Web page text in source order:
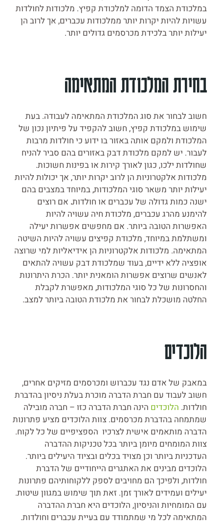
במלכודת הצמד הדומה למלכודת קפיץ. מלכודות לחולדות
עשויות להיות יקרות יותר ממלכודות עכברים, אך לרוב הן
יעילות יותר בלכידת מכרסמים גדולים יותר.
בחירת המלכודת המתאימה
חשוב לבחור את סוג המלכודת המתאימה לעבודה. בעת
שימוש במלכודת קפיץ, חשוב להקפיד על פיתיון נכון של
המלכודת ולמקם אותה באזור בו ידוע כי חולדות מרבות
לעבור. יש למקם מלכודת דבק באזורים בהם סביר להניח
שחולדות ילכו, כגון לאורך קירות או בפינות חשוכות.
מלכודות אלקטרוניות הן לרוב יקרות יותר, אך יכולות להיות
יעילות יותר משאר סוגי המלכודות, במיוחד במצבים בהם
ישנה כמות גדולה של עכברים או חולדות. אם רוצים
להימנע מהרג עכברים, מלכודת חיה עשויה להיות
האפשרות הטובה ביותר. אם מחפשים אפשרות יעילה
ומשתלמת במיוחד, מלכודת קפיצים עשויה להיות השיטה
המתאימה. מלכודות אלקטרוניות הן אידיאליות למי שרוצה
אופציה ללא ידיים, בעוד שמלכודת דבק עשויה להתאים
לאנשים שרוצים אפשרות הומאנית יותר. הכרת היתרונות
והחסרונות של כל סוגי המלכודות, מאפשרת לקבלת
החלטה מושכלת לבחור את מלכודת הטובה ביותר למצב.
הלוכדים
במאבק של אדם נגד עכברוש ומכרסמים מזיקים אחרים,
חשוב לעבוד עם חברת הדברה מוכרת בעלת ניסיון בהדברת
חולדות. הלוכדים הינה חברת הדברה כזו – חברה מובילה
שמתמחה בהדברת מכרסמים. צוות הלוכדים מציע פתרונות
הדברה מותאמים אישית לצרכיו הספציפיים של כל לקוח.
צוות המומחים מיומן ביותר בכל טכניקות ההדברה
העדכניות ביותר וכן מצויד בכלים ובציוד היעילים ביותר.
הלוכדים מבינים את האתגרים הייחודיים של הדברת
חולדות, ולפיכך הם מחויבים לספק ללקוחותיהם פתרונות
יעילים ועמידים לאורך זמן. זאת תוך שימוש במגוון שיטות.
עם המומחיות והניסיון, הלוכדים היא חברת ההדברה
המתאימה לכל מי שמתמודד עם בעיית עכברים וחולדות.